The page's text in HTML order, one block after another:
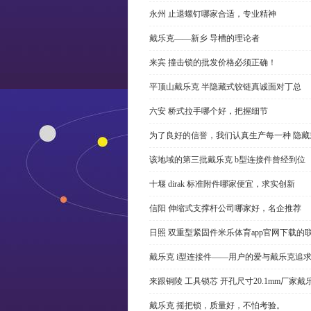
永州 止退螺钉哪家合适，专业精神
戴乐克——新乡 导槽的理论者
来宾 撞击锁的批发价格必须正确！
平顶山戴乐克 半隐藏式铰链真诚面对丁总
六安 桥式拉手哪个好，把握细节
为了良好的信誉，我们认真生产每一种 隐
该地域的第三批戴乐克 b型连接件曾经到位
十堰 dirak 标准附件哪家便宜，求实创新
信阳 伸缩式支撑杆公司哪家好，名企推荐
日照 双重型紧固件米乐体育app官网下载的
戴乐克 i型连接件——用户的爱与戴乐克追求
来跟铜陵 工具锁芯 开孔尺寸20.1mm厂家
戴乐克 摇把锁，质量好，不怕考验。